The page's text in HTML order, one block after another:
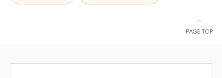
「クリームタイプ」と、みずみずし
ちり・ほこり